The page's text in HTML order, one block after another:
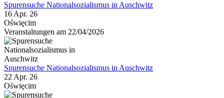
Spurensuche Nationalsozialismus in Auschwitz
16 Apr. 26
Oświęcim
Veranstaltungen am 22/04/2026
Spurensuche Nationalsozialismus in Auschwitz
22 Apr. 26
Oświęcim